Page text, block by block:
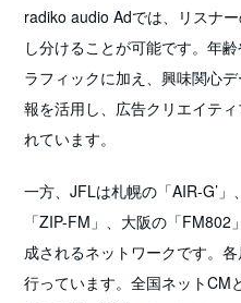
radiko audio Adでは、リスナ
し分けることが可能です。年
ラフィックに加え、興味関心
報を活用し、広告クリエイテ
れています。
一方、JFLは札幌の「AIR-G’
「ZIP-FM」、大阪の「
成されるネットワークです。
行っています。全国ネットCM